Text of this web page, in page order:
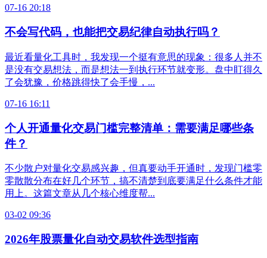
07-16 20:18
不会写代码，也能把交易纪律自动执行吗？
最近看量化工具时，我发现一个挺有意思的现象：很多人并不
是没有交易想法，而是想法一到执行环节就变形。盘中盯得久
了会犹豫，价格跳得快了会手慢，...
07-16 16:11
个人开通量化交易门槛完整清单：需要满足哪些条
件？
不少散户对量化交易感兴趣，但真要动手开通时，发现门槛零
零散散分布在好几个环节，搞不清楚到底要满足什么条件才能
用上。这篇文章从几个核心维度帮...
03-02 09:36
2026年股票量化自动交易软件选型指南